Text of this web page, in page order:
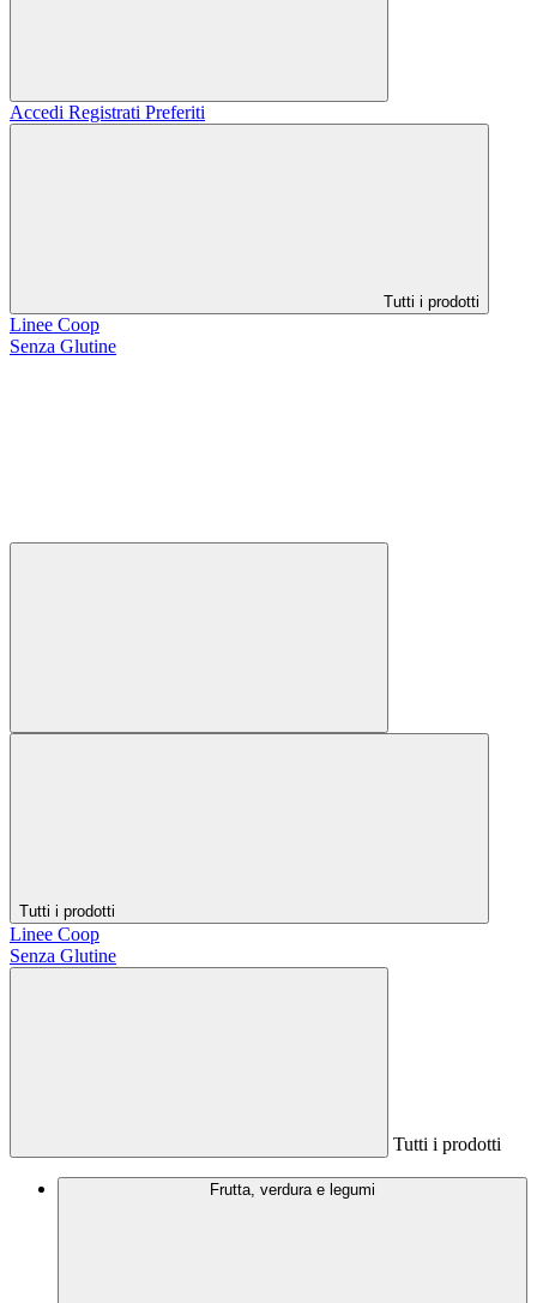
Accedi Registrati Preferiti
Tutti i prodotti
Linee Coop
Senza Glutine
Tutti i prodotti
Linee Coop
Senza Glutine
Tutti i prodotti
Frutta, verdura e legumi